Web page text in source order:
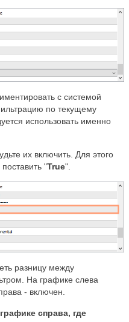
с системой
по текущему
использовать именно
их включить. Для этого
"True".
разницу между
На графике слева
- включен.
справа, где